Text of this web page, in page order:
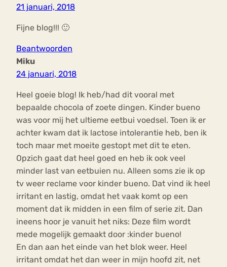
21 januari, 2018
Fijne blog!!! 🙂
Beantwoorden
Miku
24 januari, 2018
Heel goeie blog! Ik heb/had dit vooral met
bepaalde chocola of zoete dingen. Kinder bueno
was voor mij het ultieme eetbui voedsel. Toen ik er
achter kwam dat ik lactose intolerantie heb, ben ik
toch maar met moeite gestopt met dit te eten.
Opzich gaat dat heel goed en heb ik ook veel
minder last van eetbuien nu. Alleen soms zie ik op
tv weer reclame voor kinder bueno. Dat vind ik heel
irritant en lastig, omdat het vaak komt op een
moment dat ik midden in een film of serie zit. Dan
ineens hoor je vanuit het niks: Deze film wordt
mede mogelijk gemaakt door :kinder bueno!
En dan aan het einde van het blok weer. Heel
irritant omdat het dan weer in mijn hoofd zit, net